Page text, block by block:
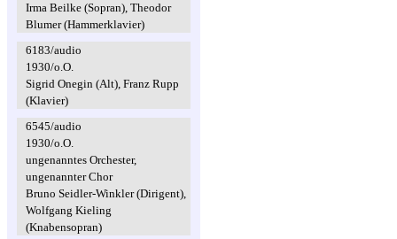
Irma Beilke (Sopran), Theodor
Blumer (Hammerklavier)
6183/audio
1930/o.O.
Sigrid Onegin (Alt), Franz Rupp
(Klavier)
6545/audio
1930/o.O.
ungenanntes Orchester,
ungenannter Chor
Bruno Seidler-Winkler (Dirigent),
Wolfgang Kieling
(Knabensopran)